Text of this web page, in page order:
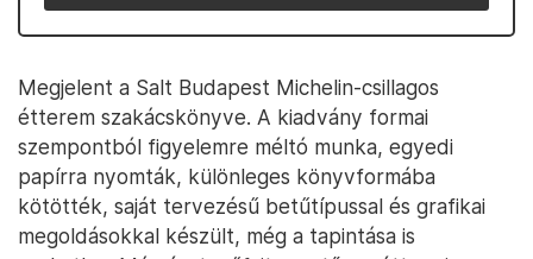
Megjelent a Salt Budapest Michelin-csillagos
étterem szakácskönyve. A kiadvány formai
szempontból figyelemre méltó munka, egyedi
papírra nyomták, különleges könyvformába
kötötték, saját tervezésű betűtípussal és grafikai
megoldásokkal készült, még a tapintása is